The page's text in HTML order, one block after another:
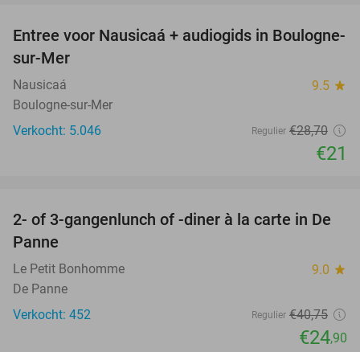
27%
Entree voor Nausicaá + audiogids in Boulogne-
sur-Mer
Nausicaá 9.5 star
Boulogne-sur-Mer
Verkocht: 5.046
Regulier €28,70
€21
39%
2- of 3-gangenlunch of -diner à la carte in De
Panne
Le Petit Bonhomme 9.0 star
De Panne
Verkocht: 452
Regulier €40,75
€24,90